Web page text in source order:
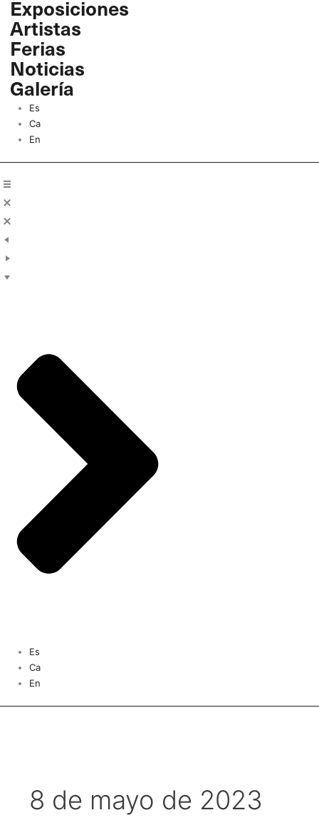
contenido
Exposiciones
Artistas
Ferias
Noticias
Galería
Es
Ca
En
Es
Ca
En
8 de mayo de 2023